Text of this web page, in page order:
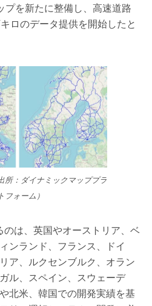
プを新たに整備し、高速道路
ロのデータ提供を開始したと
所：ダイナミックマッププラ
フォーム）
は、英国やオーストリア、ベ
ンランド、フランス、ドイ
ア、ルクセンブルク、オラン
ル、スペイン、スウェーデ
北米、韓国での開発実績を基